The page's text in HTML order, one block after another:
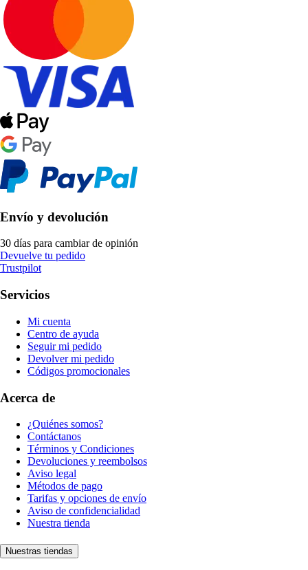
Envío y devolución
30 días para cambiar de opinión
Devuelve tu pedido
Trustpilot
Servicios
Mi cuenta
Centro de ayuda
Seguir mi pedido
Devolver mi pedido
Códigos promocionales
Acerca de
¿Quiénes somos?
Contáctanos
Términos y Condiciones
Devoluciones y reembolsos
Aviso legal
Métodos de pago
Tarifas y opciones de envío
Aviso de confidencialidad
Nuestra tienda
Nuestras tiendas